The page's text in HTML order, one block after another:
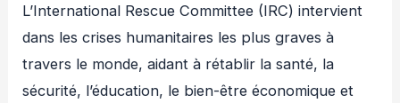
L’International Rescue Committee (IRC) intervient
dans les crises humanitaires les plus graves à
travers le monde, aidant à rétablir la santé, la
sécurité, l’éducation, le bien-être économique et